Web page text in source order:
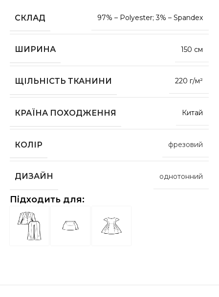
СКЛАД 97% – Polyester; 3% – Spandex
ШИРИНА 150 см
ЩІЛЬНІСТЬ ТКАНИНИ 220 г/м²
КРАЇНА ПОХОДЖЕННЯ Китай
КОЛІР фрезовий
ДИЗАЙН однотонний
Підходить для: